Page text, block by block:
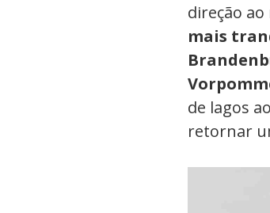
direção
mais
de lagos
retornar